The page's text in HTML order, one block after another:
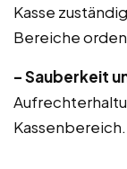
Kasse
Bereiche
– Sauberkeit
Kassenbereich.